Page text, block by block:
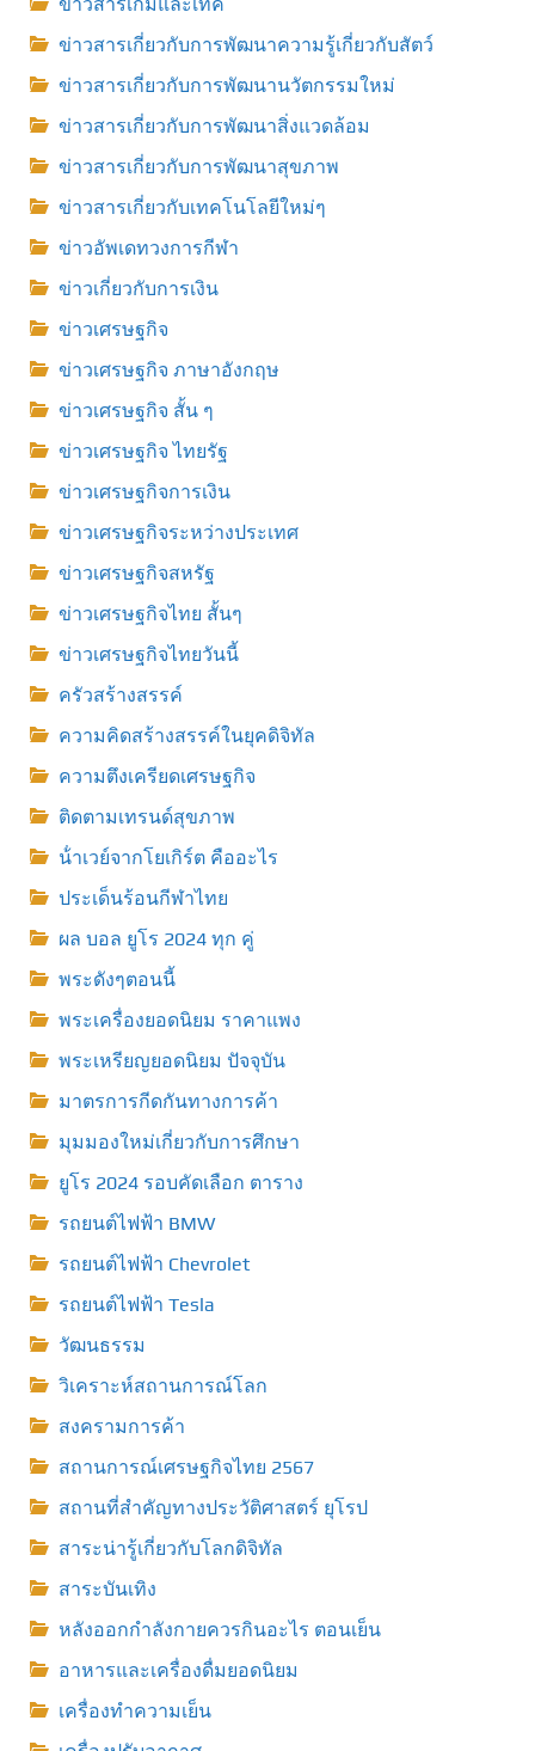
ข่าวสารเกี่ยวกับการพัฒนาความรู้เกี่ยวกับสัตว์
ข่าวสารเกี่ยวกับการพัฒนานวัตกรรมใหม่
ข่าวสารเกี่ยวกับการพัฒนาสิ่งแวดล้อม
ข่าวสารเกี่ยวกับการพัฒนาสุขภาพ
ข่าวสารเกี่ยวกับเทคโนโลยีใหม่ๆ
ข่าวอัพเดทวงการกีฬา
ข่าวเกี่ยวกับการเงิน
ข่าวเศรษฐกิจ
ข่าวเศรษฐกิจ ภาษาอังกฤษ
ข่าวเศรษฐกิจ สั้น ๆ
ข่าวเศรษฐกิจ ไทยรัฐ
ข่าวเศรษฐกิจการเงิน
ข่าวเศรษฐกิจระหว่างประเทศ
ข่าวเศรษฐกิจสหรัฐ
ข่าวเศรษฐกิจไทย สั้นๆ
ข่าวเศรษฐกิจไทยวันนี้
ครัวสร้างสรรค์
ความคิดสร้างสรรค์ในยุคดิจิทัล
ความตึงเครียดเศรษฐกิจ
ติดตามเทรนด์สุขภาพ
น้ําเวย์จากโยเกิร์ต คืออะไร
ประเด็นร้อนกีฬาไทย
ผล บอล ยูโร 2024 ทุก คู่
พระดังๆตอนนี้
พระเครื่องยอดนิยม ราคาแพง
พระเหรียญยอดนิยม ปัจจุบัน
มาตรการกีดกันทางการค้า
มุมมองใหม่เกี่ยวกับการศึกษา
ยูโร 2024 รอบคัดเลือก ตาราง
รถยนต์ไฟฟ้า BMW
รถยนต์ไฟฟ้า Chevrolet
รถยนต์ไฟฟ้า Tesla
วัฒนธรรม
วิเคราะห์สถานการณ์โลก
สงครามการค้า
สถานการณ์เศรษฐกิจไทย 2567
สถานที่สําคัญทางประวัติศาสตร์ ยุโรป
สาระน่ารู้เกี่ยวกับโลกดิจิทัล
สาระบันเทิง
หลังออกกําลังกายควรกินอะไร ตอนเย็น
อาหารและเครื่องดื่มยอดนิยม
เครื่องทำความเย็น